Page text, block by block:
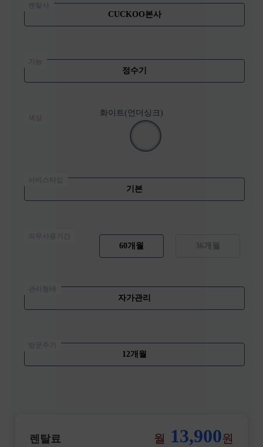
CUCKOO본사
렌탈사
정수기
기능
화이트(언더싱크)
색상
기본
서비스타입
60개월 36개월
의무사용기간
자가관리
관리형태
12개월
방문주기
렌탈료 월 13,900원